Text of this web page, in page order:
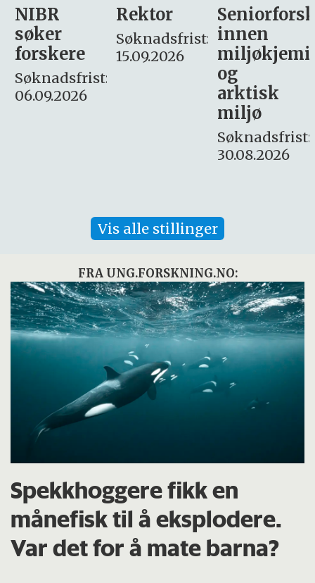
Rektor
Søknadsfrist:
15.09.2026
Seniorforsker
innen
miljøkjemi
søker
– fast
Søknadsfrist:
16. august.
Vis alle stillinger
FRA UNG.FORSKNING.NO:
Spekkhoggere fikk en
månefisk til å eksplodere.
Var det for å mate barna?